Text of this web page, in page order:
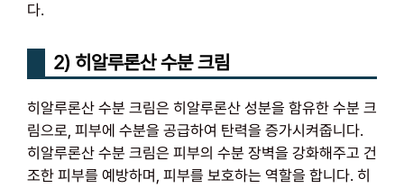
다.
2) 히알루론산 수분 크림
히알루론산 수분 크림은 히알루론산 성분을 함유한 수분 크
림으로, 피부에 수분을 공급하여 탄력을 증가시켜줍니다.
히알루론산 수분 크림은 피부의 수분 장벽을 강화해주고 건
조한 피부를 예방하며, 피부를 보호하는 역할을 합니다. 히